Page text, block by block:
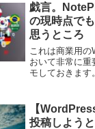
戯言。
の現時点で
思うところ
これは商業用の
おいて非常に重
モしておきます
使えない」と
れは、「書いた
【
投稿しよう